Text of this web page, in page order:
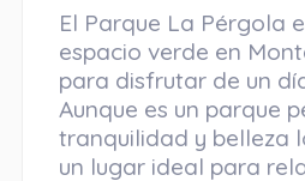
El Parque La Pérgola
espacio verde en
para disfrutar de un
Aunque es un parque
tranquilidad y belleza
un lugar ideal para